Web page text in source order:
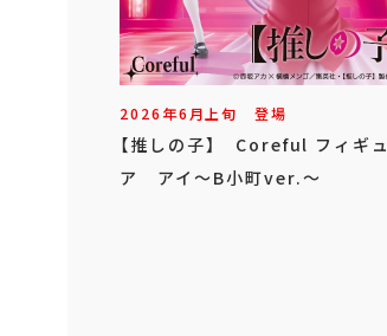
2026年6月上旬 登場
【推しの子】 Coreful フィギュ
ア アイ～B小町ver.～